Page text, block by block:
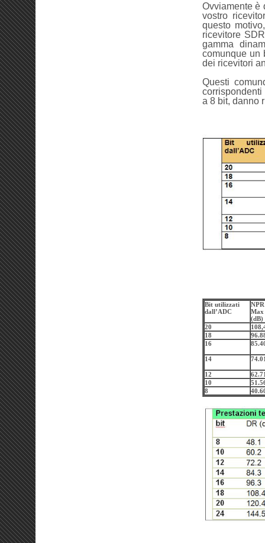
Ovviamente è
vostro
questo
ricevitore
gamma
comunque un
dei ricevitori
Questi
a 8 bit, danno
Bit utilizzati
dall’ADC
NPR
Max
(dB)
20
18
16
14
12
10
8